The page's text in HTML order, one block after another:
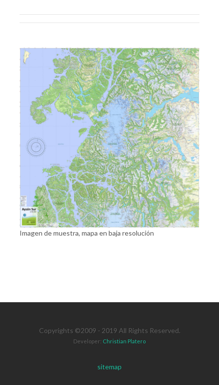
Imagen de muestra, mapa en baja resolución
Copyrights ©2009 - 2019 All Rights Reserved.
Developer: Christian Platero
sitemap